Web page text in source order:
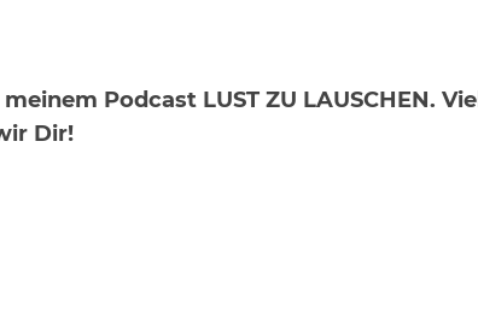
Podcast LUST ZU LAUSCHEN. Viel
Dir!